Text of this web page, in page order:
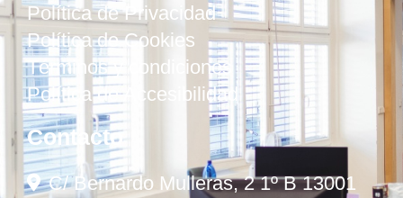
Política de Privacidad
Política de Cookies
Términos y condiciones
Política de Accesibilidad
Contacto
C/ Bernardo Mulleras, 2 1º B 13001